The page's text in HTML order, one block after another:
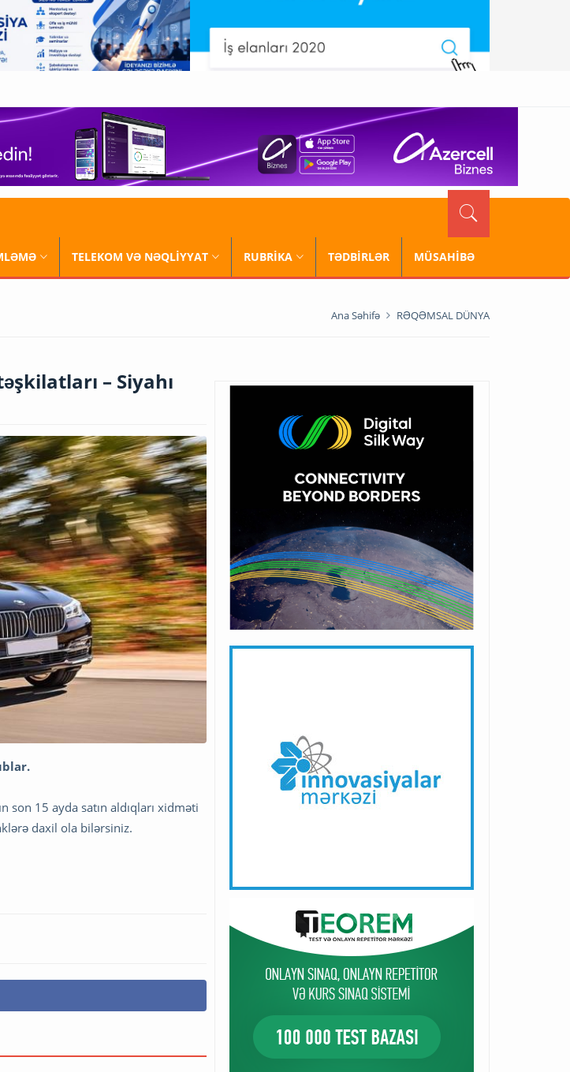
TELEKOM VƏ NƏQLİYYAT RUBRİKA TƏDBİRLƏR MÜSAHİBƏ
Ana Səhifə RƏQƏMSAL DÜNYA
– Siyahı
son 15 ayda satın aldıqları xidməti
daxil ola bilərsiniz.